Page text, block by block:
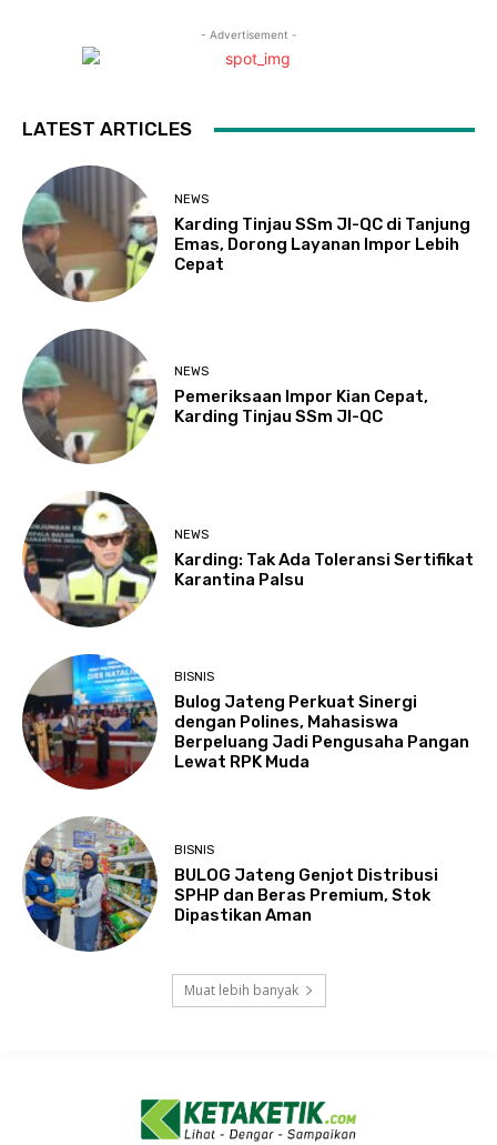
- Advertisement -
LATEST ARTICLES
NEWS
Karding Tinjau SSm JI-QC di Tanjung
Emas, Dorong Layanan Impor Lebih
Cepat
NEWS
Pemeriksaan Impor Kian Cepat,
Karding Tinjau SSm JI-QC
NEWS
Karding: Tak Ada Toleransi Sertifikat
Karantina Palsu
BISNIS
Bulog Jateng Perkuat Sinergi
dengan Polines, Mahasiswa
Berpeluang Jadi Pengusaha Pangan
Lewat RPK Muda
BISNIS
BULOG Jateng Genjot Distribusi
SPHP dan Beras Premium, Stok
Dipastikan Aman
Muat lebih banyak